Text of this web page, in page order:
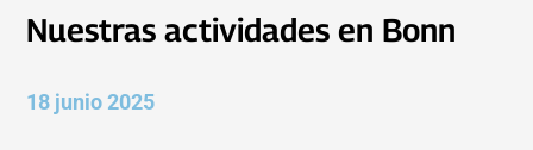
Nuestras actividades en Bonn
18 junio 2025